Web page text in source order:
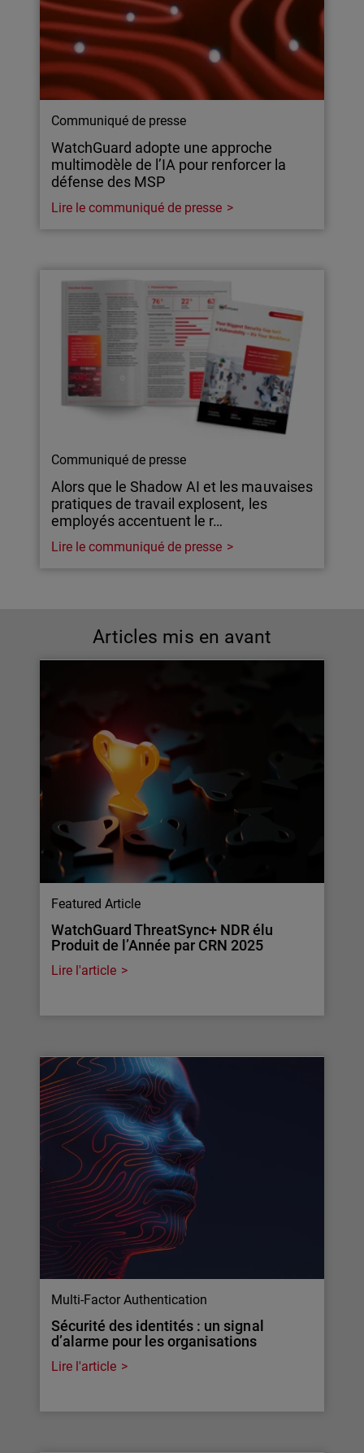
Communiqué de presse
WatchGuard adopte une approche
multimodèle de l’IA pour renforcer la
défense des MSP
Lire le communiqué de presse
Communiqué de presse
Alors que le Shadow AI et les mauvaises
pratiques de travail explosent, les
employés accentuent le r…
Lire le communiqué de presse
Articles mis en avant
Featured Article
WatchGuard ThreatSync+ NDR élu
Produit de l’Année par CRN 2025
Lire l'article
Multi-Factor Authentication
Sécurité des identités : un signal
d’alarme pour les organisations
Lire l'article